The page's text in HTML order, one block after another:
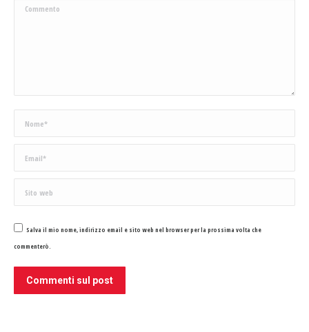
Commento
Nome *
Email *
Sito web
Salva il mio nome, indirizzo email e sito web nel browser per la prossima volta che
commenterò.
Commenti sul post